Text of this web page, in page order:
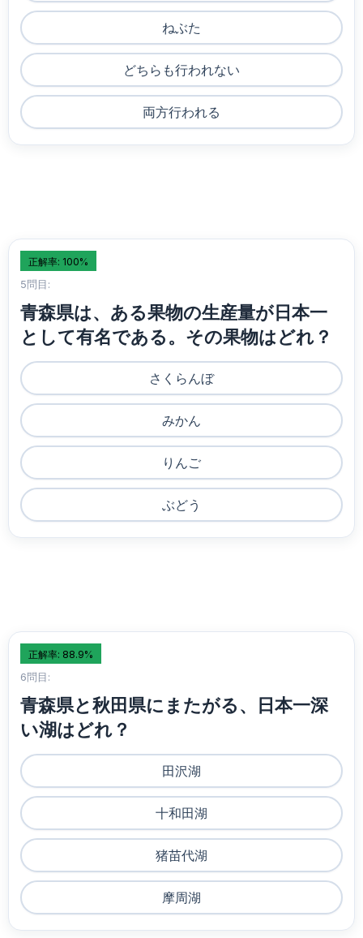
ねぶた
どちらも行われない
両方行われる
正解率: 100%
5問目:
青森県は、ある果物の生産量が日本一
として有名である。その果物はどれ？
さくらんぼ
みかん
りんご
ぶどう
正解率: 88.9%
6問目:
青森県と秋田県にまたがる、日本一深
い湖はどれ？
田沢湖
十和田湖
猪苗代湖
摩周湖